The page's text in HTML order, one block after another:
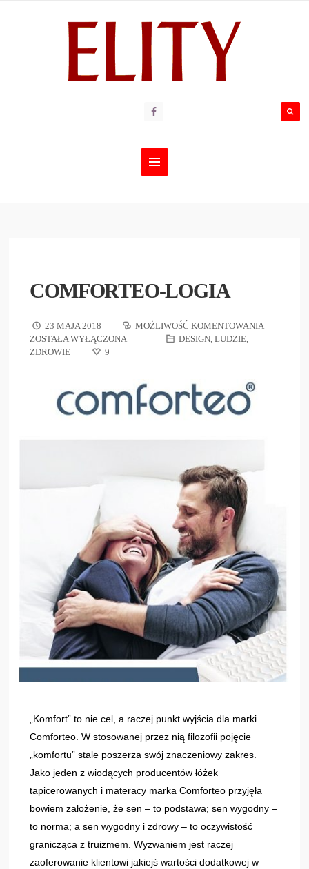
COMFORTEO-LOGIA
23 MAJA 2018
MOŻLIWOŚĆ KOMENTOWANIA
ZOSTAŁA WYŁĄCZONA
DESIGN, LUDZIE,
ZDROWIE
9
„Komfort” to nie cel, a raczej punkt wyjścia dla marki
Comforteo. W stosowanej przez nią filozofii pojęcie
„komfortu” stale poszerza swój znaczeniowy zakres.
Jako jeden z wiodących producentów łóżek
tapicerowanych i materacy marka Comforteo przyjęła
bowiem założenie, że sen – to podstawa; sen wygodny –
to norma; a sen wygodny i zdrowy – to oczywistość
granicząca z truizmem. Wyzwaniem jest raczej
zaoferowanie klientowi jakiejś wartości dodatkowej w